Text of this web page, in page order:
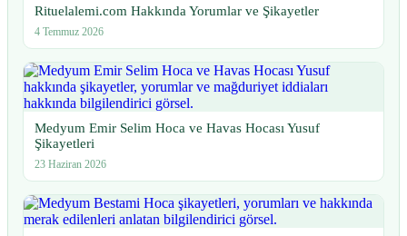
Rituelalemi.com Hakkında Yorumlar ve Şikayetler
4 Temmuz 2026
Medyum Emir Selim Hoca ve Havas Hocası Yusuf
Şikayetleri
23 Haziran 2026